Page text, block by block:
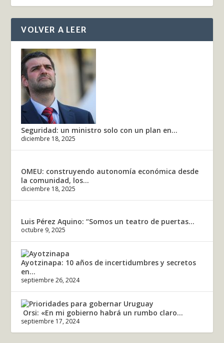
VOLVER A LEER
Seguridad: un ministro solo con un plan en...
diciembre 18, 2025
OMEU: construyendo autonomía económica desde
la comunidad, los...
diciembre 18, 2025
Luis Pérez Aquino: “Somos un teatro de puertas...
octubre 9, 2025
Ayotzinapa: 10 años de incertidumbres y secretos
en...
septiembre 26, 2024
Orsi: «En mi gobierno habrá un rumbo claro...
septiembre 17, 2024